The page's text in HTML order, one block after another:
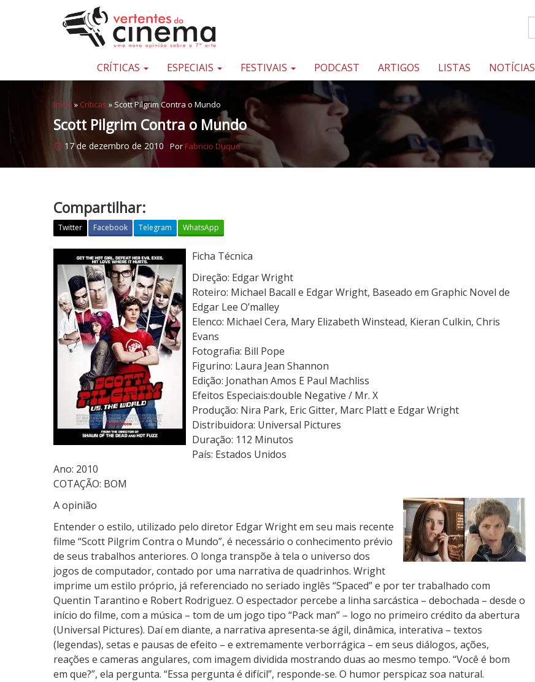
Pular para o conteúdo
Uma
sobre
sétima
arte
CRÍTICAS ESPECIAIS FESTIVAIS PODCAST ARTIGOS LISTAS NOTÍCIAS
Início » Críticas »Scott Pilgrim Contra o Mundo
Scott Pilgrim Contra o Mundo
17 de dezembro de 2010 Por Fabricio Duque
Compartilhar:
Twitter Facebook Telegram WhatsApp
o
C
o
n
t
r
a
o
M
u
n
d
o
Ficha Técnica
Direção: Edgar Wright
Roteiro: Michael Bacall e Edgar Wright, Baseado em Graphic Novel de
Edgar Lee O’malley
Elenco: Michael Cera, Mary Elizabeth Winstead, Kieran Culkin, Chris
Evans
Fotografia: Bill Pope
Figurino: Laura Jean Shannon
Edição: Jonathan Amos E Paul Machliss
Efeitos Especiais:double Negative / Mr. X
Produção: Nira Park, Eric Gitter, Marc Platt e Edgar Wright
Distribuidora: Universal Pictures
Duração: 112 Minutos
País: Estados Unidos
Ano: 2010
COTAÇÃO: BOM
A opinião
Entender o estilo, utilizado pelo diretor Edgar Wright em seu mais recente
filme “Scott Pilgrim Contra o Mundo”, é necessário o conhecimento prévio
de seus trabalhos anteriores. O longa transpõe à tela o universo dos
jogos de computador, contado por uma narrativa de quadrinhos. Wright
imprime um estilo próprio, já referenciado no seriado inglês “Spaced” e por ter trabalhado com
Quentin Tarantino e Robert Rodriguez. O espectador percebe a linha sarcástica – debochada – desde o
início do filme, com a música – tom de um jogo tipo “Pack man” – logo no primeiro crédito da abertura
(Universal Pictures). Daí em diante, a narrativa apresenta-se ágil, dinâmica, interativa – textos
(legendas), setas e pausas de efeito – e extremamente verborrágica – em seus diálogos, ações,
reações e cameras angulares, com imagem dividida mostrando duas ao mesmo tempo. “Você é bom
em que?”, ela pergunta. “Essa pergunta é difícil”, responde-se. O humor perspicaz soa natural.